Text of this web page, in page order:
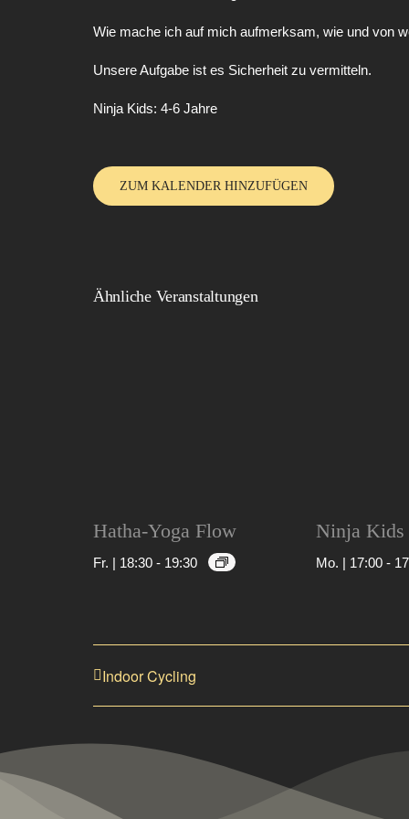
Wie mache ich auf mich aufmerksam, wie und von
Unsere Aufgabe ist es Sicherheit zu vermitteln.
Ninja Kids: 4-6 Jahre
ZUM KALENDER HINZUFÜGEN
Ähnliche Veranstaltungen
Hatha-Yoga Flow
Fr. | 18:30 - 19:30
Ninja Kids
Mo. | 17:00 -
Indoor Cycling